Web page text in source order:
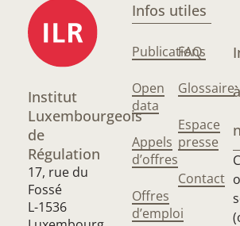
Institut
Luxembourgeois
de
Régulation
17, rue du
Fossé
L-1536
Infos utiles
Publications
Open
data
Appels
d’offres
Offres
d’emploi
FAQ
Glossaire
Espace
presse
Contact